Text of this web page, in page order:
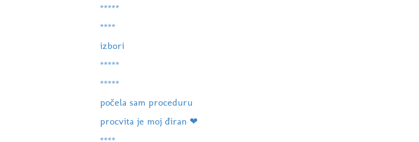
*****
****
izbori
*****
*****
počela sam proceduru
procvita je moj điran ❤